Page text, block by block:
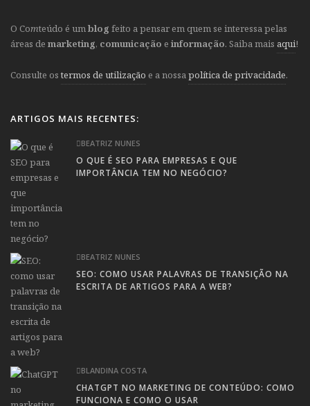
O Comteúdo é umblog feito a pensar em quem se interessa pelas
áreas de marketing, comunicação e informação. Saiba mais aqui!
Consulte ostermos de utilização e a nossapolítica de privacidade.
ARTIGOS MAIS RECENTES:
BEATRIZ NUNES
O QUE É SEO PARA EMPRESAS E QUE
IMPORTÂNCIA TEM NO NEGÓCIO?
BEATRIZ NUNES
SEO: COMO USAR PALAVRAS DE TRANSIÇÃO NA
ESCRITA DE ARTIGOS PARA A WEB?
BLANDINA COSTA
CHATGPT NO MARKETING DE CONTEÚDO: COMO
FUNCIONA E COMO O USAR